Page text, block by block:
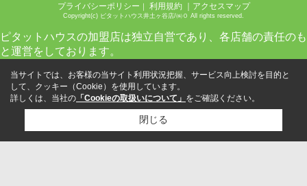
プライバシーポリシー ｜ 利用規約 ｜アクセスマップ
Copyright(c) ピタットハウス井土ヶ谷店/㈱０ All rights reserved.
ピタットハウスの加盟店は独立自営であり、各店舗の責任のも
と運営をしております。
当サイトでは、お客様の当サイト利用状況把握、サービス向上検討を目的と
して、クッキー（Cookie）を使用しています。
詳しくは、当社の 「Cookieの取扱いについて」 をご確認ください。
閉じる